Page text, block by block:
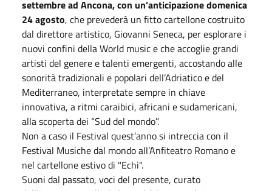
settembre ad Ancona, con un’anticipazione domenica
24 agosto, che prevederà un fitto cartellone costruito
dal direttore artistico, Giovanni Seneca, per esplorare i
nuovi confini della World music e che accoglie grandi
artisti del genere e talenti emergenti, accostando alle
sonorità tradizionali e popolari dell’Adriatico e del
Mediterraneo, interpretate sempre in chiave
innovativa, a ritmi caraibici, africani e sudamericani,
alla scoperta dei “Sud del mondo”.
Non a caso il Festival quest’anno si intreccia con il
Festival Musiche dal mondo all’Anfiteatro Romano e
nel cartellone estivo di "Echi".
Suoni dal passato, voci del presente, curato